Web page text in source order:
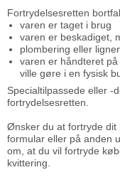
Fortrydelsesretten
varen er taget i brug
varen er beskadiget,
plombering eller
varen er håndteret
ville gøre i en fysisk
Specialtilpassede eller -
fortrydelsesretten.
Ønsker du at fortryde dit
formular eller på anden
om, at du vil fortryde
kvittering.